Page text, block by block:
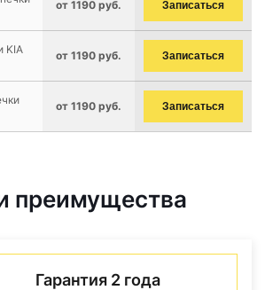
от 1190 руб. Записаться
KIA
от 1190 руб. Записаться
от 1190 руб. Записаться
преимущества
Гарантия 2 года